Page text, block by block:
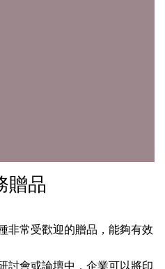
贈品
非常受歡迎的贈品，能夠有效
討會或論壇中，企業可以將印